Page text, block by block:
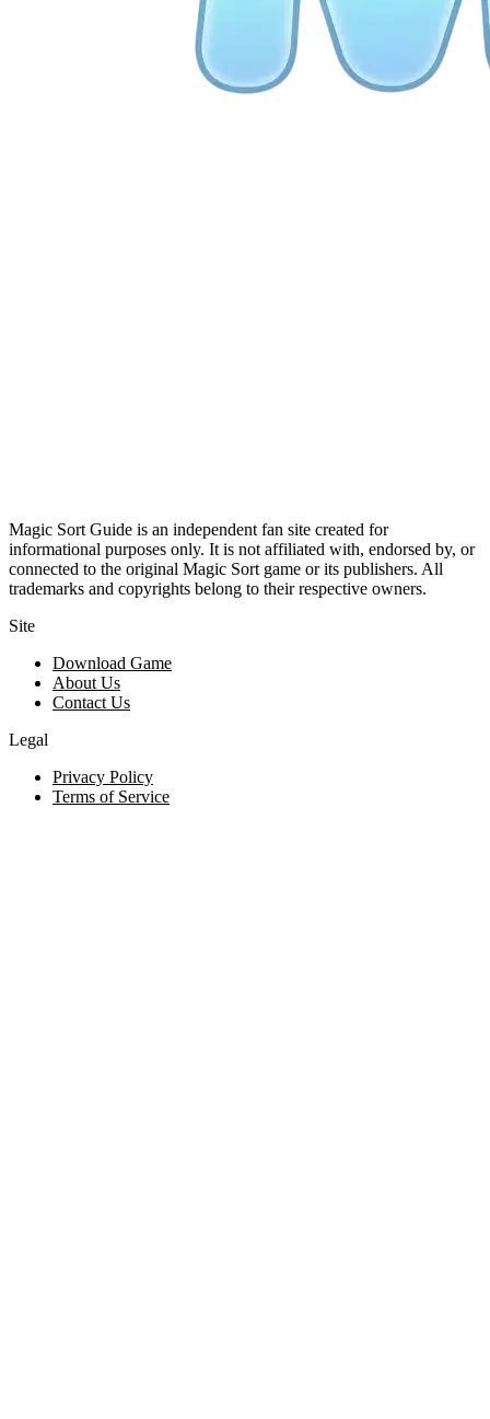
Magic Sort Guide is an independent fan site created for
informational purposes only. It is not affiliated with, endorsed by, or
connected to the original Magic Sort game or its publishers. All
trademarks and copyrights belong to their respective owners.
Site
Download Game
About Us
Contact Us
Legal
Privacy Policy
Terms of Service